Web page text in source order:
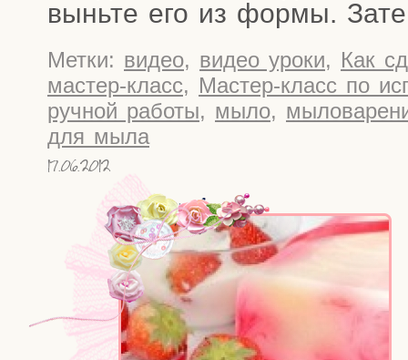
вынь­те его из фор­мы.
Метки: видео, видео уроки, Как
мастер-класс, Мастер-класс по
ручной работы, мыло,
для мыла
17.06.2012